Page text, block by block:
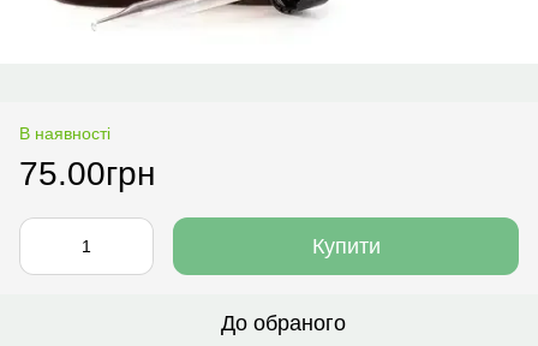
В наявності
75.00грн
Купити
До обраного